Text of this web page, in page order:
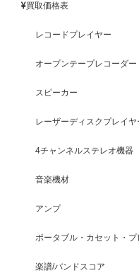
買取価格表
レコードプレイヤー
オープンテープレコーダー
スピーカー
レーザーディスクプレイヤ
4チャンネルステレオ機器
音楽機材
アンプ
ポータブル・カセット・プ
楽譜/バンドスコア